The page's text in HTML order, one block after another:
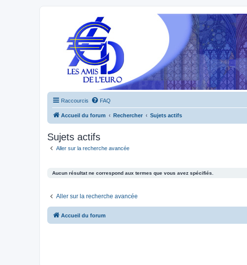
Raccourcis FAQ
Accueil du forum Rechercher Sujets actifs
Sujets actifs
Aller sur la recherche avancée
Aucun résultat ne correspond aux termes que vous avez spécifiés.
Aller sur la recherche avancée
Accueil du forum